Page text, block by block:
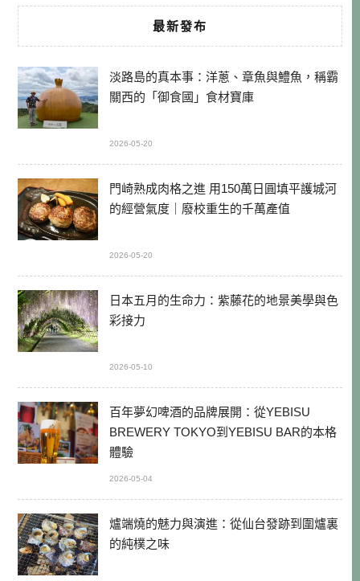
最新發布
淡路島的真本事：洋蔥、章魚與鱧魚，稱霸
關西的「御食國」食材寶庫
2026-05-20
門崎熟成肉格之進 用150萬日圓填平護城河
的經營氣度｜廢校重生的千萬產值
2026-05-20
日本五月的生命力：紫藤花的地景美學與色
彩接力
2026-05-10
百年夢幻啤酒的品牌展開：從YEBISU
BREWERY TOKYO到YEBISU BAR的本格
體驗
2026-05-04
爐端燒的魅力與演進：從仙台發跡到圍爐裏
的純樸之味